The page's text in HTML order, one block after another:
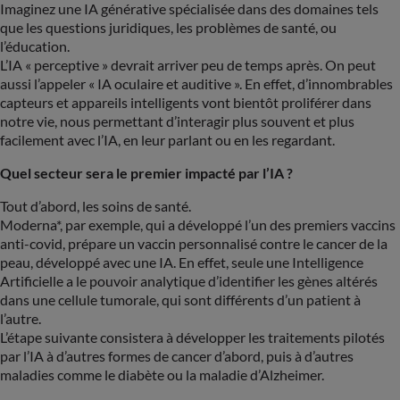
Imaginez une IA générative spécialisée dans des domaines tels
que les questions juridiques, les problèmes de santé, ou
l’éducation.
L’IA « perceptive » devrait arriver peu de temps après. On peut
aussi l’appeler « IA oculaire et auditive ». En effet, d’innombrables
capteurs et appareils intelligents vont bientôt proliférer dans
notre vie, nous permettant d’interagir plus souvent et plus
facilement avec l’IA, en leur parlant ou en les regardant.
Quel secteur sera le premier impacté par l’IA ?
Tout d’abord, les soins de santé.
Moderna*, par exemple, qui a développé l’un des premiers vaccins
anti-covid, prépare un vaccin personnalisé contre le cancer de la
peau, développé avec une IA. En effet, seule une Intelligence
Artificielle a le pouvoir analytique d’identifier les gènes altérés
dans une cellule tumorale, qui sont différents d’un patient à
l’autre.
L’étape suivante consistera à développer les traitements pilotés
par l’IA à d’autres formes de cancer d’abord, puis à d’autres
maladies comme le diabète ou la maladie d’Alzheimer.